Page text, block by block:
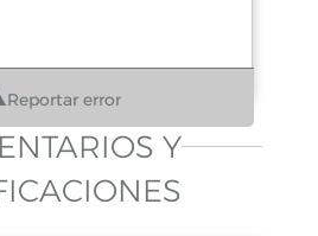
Reportar error
Y